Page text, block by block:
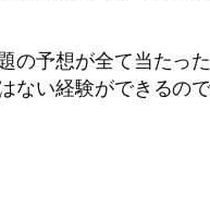
予想が全て当たっ
い経験ができるので